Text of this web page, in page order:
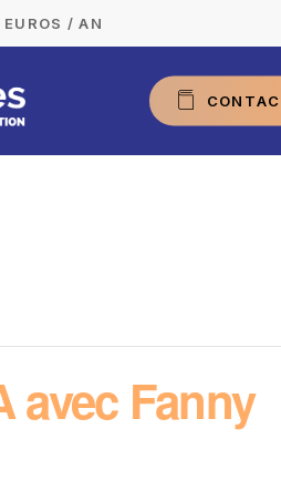
/ AN
CON TAC
avec Fanny